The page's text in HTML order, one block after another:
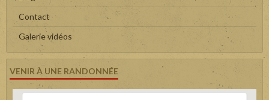
Contact
Galerie vidéos
VENIR À UNE RANDONNÉE